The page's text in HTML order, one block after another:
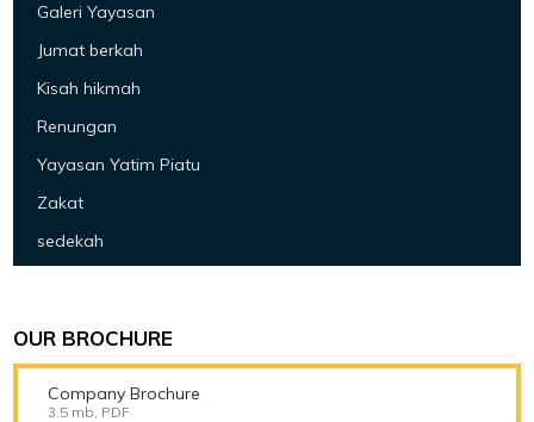
Galeri Yayasan
Jumat berkah
Kisah hikmah
Renungan
Yayasan Yatim Piatu
Zakat
sedekah
OUR BROCHURE
Company Brochure
3.5 mb, PDF